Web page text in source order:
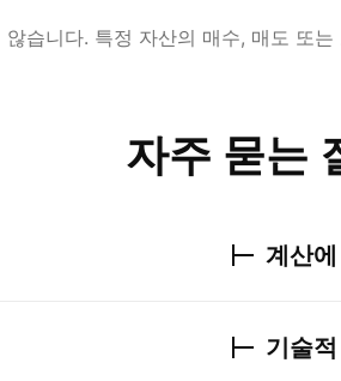
습니다. 특정 자산의 매수, 매도 또
자주 묻는
계산
기술